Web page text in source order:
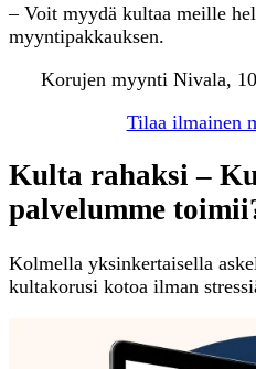
– Voit myydä kultaa meille
myyntipakkauksen.
Korujen myynti Nivala,
Tilaa ilmainen
Kulta rahaksi –
palvelumme
Kolmella yksinkertaisella
kultakorusi kotoa ilman